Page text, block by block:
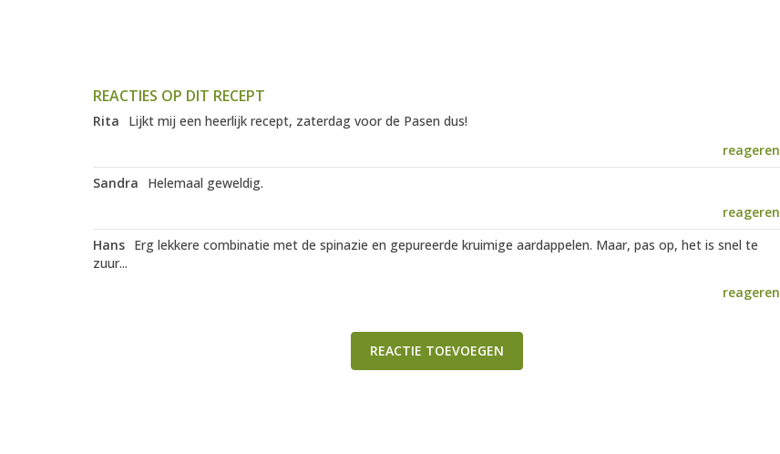
REACTIES OP DIT RECEPT
Rita
Lijkt mij een heerlijk recept, zaterdag voor de Pasen dus!
reageren
Sandra
Helemaal geweldig.
reageren
Hans Erg lekkere combinatie met de spinazie en gepureerde kruimige aardappelen. Maar, pas op, het is snel te
zuur...
reageren
REACTIE TOEVOEGEN